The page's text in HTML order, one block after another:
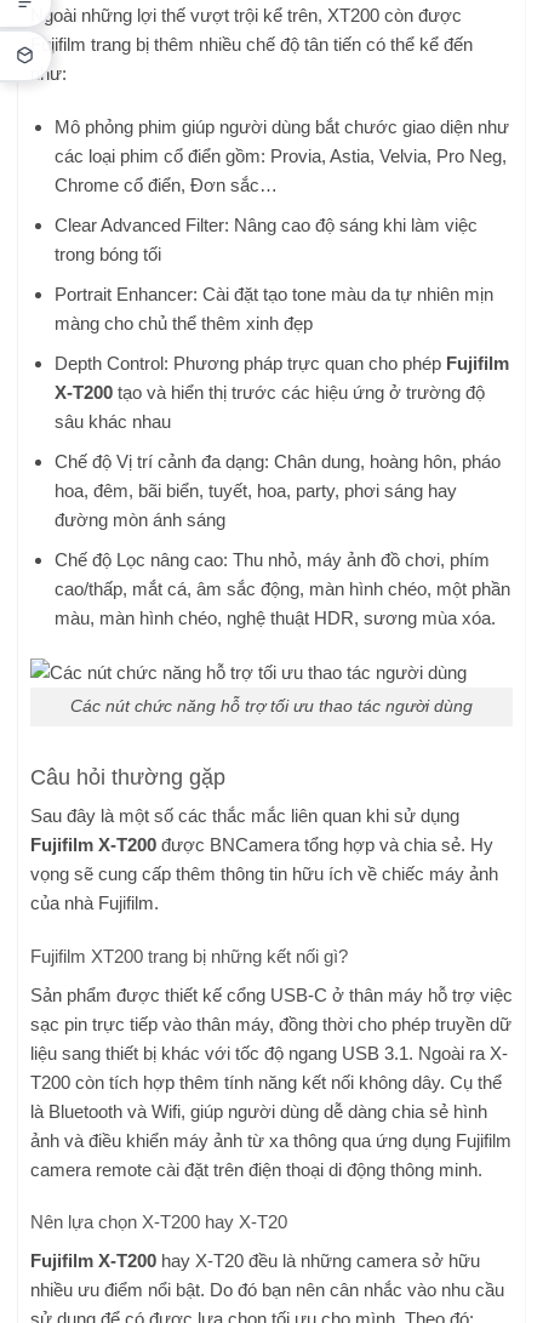
Ngoài những lợi thế vượt trội kể trên, XT200 còn được
Fujifilm trang bị thêm nhiều chế độ tân tiến có thể kể đến
như:
Mô phỏng phim giúp người dùng bắt chước giao diện như
các loại phim cổ điển gồm: Provia, Astia, Velvia, Pro Neg,
Chrome cổ điển, Đơn sắc…
Clear Advanced Filter: Nâng cao độ sáng khi làm việc
trong bóng tối
Portrait Enhancer: Cài đặt tạo tone màu da tự nhiên mịn
màng cho chủ thể thêm xinh đẹp
Depth Control: Phương pháp trực quan cho phép Fujifilm
X-T200tạo và hiển thị trước các hiệu ứng ở trường độ
sâu khác nhau
Chế độ Vị trí cảnh đa dạng: Chân dung, hoàng hôn, pháo
hoa, đêm, bãi biển, tuyết, hoa, party, phơi sáng hay
đường mòn ánh sáng
Chế độ Lọc nâng cao: Thu nhỏ, máy ảnh đồ chơi, phím
cao/thấp, mắt cá, âm sắc động, màn hình chéo, một phần
màu, màn hình chéo, nghệ thuật HDR, sương mùa xóa.
Các nút chức năng hỗ trợ tối ưu thao tác người dùng
Câu hỏi thường gặp
Sau đây là một số các thắc mắc liên quan khi sử dụng
Fujifilm X-T200 được BNCamera tổng hợp và chia sẻ. Hy
vọng sẽ cung cấp thêm thông tin hữu ích về chiếc máy ảnh
của nhà Fujifilm.
Fujifilm XT200 trang bị những kết nối gì?
Sản phẩm được thiết kế cổng USB-C ở thân máy hỗ trợ việc
sạc pin trực tiếp vào thân máy, đồng thời cho phép truyền dữ
liệu sang thiết bị khác với tốc độ ngang USB 3.1. Ngoài ra X-
T200 còn tích hợp thêm tính năng kết nối không dây. Cụ thể
là Bluetooth và Wifi, giúp người dùng dễ dàng chia sẻ hình
ảnh và điều khiển máy ảnh từ xa thông qua ứng dụng Fujifilm
camera remote cài đặt trên điện thoại di động thông minh.
Nên lựa chọn X-T200 hay X-T20
Fujifilm X-T200 hay X-T20 đều là những camera sở hữu
nhiều ưu điểm nổi bật. Do đó bạn nên cân nhắc vào nhu cầu
sử dụng để có được lựa chọn tối ưu cho mình. Theo đó: